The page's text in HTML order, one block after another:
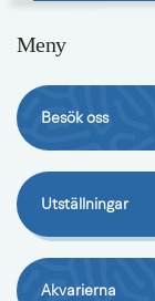
Meny
Besök oss
Utställningar
Akvarierna